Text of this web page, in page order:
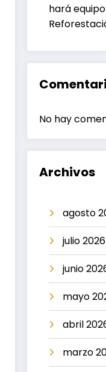
hará
No hay
Archivos
agosto
julio 2026
junio
mayo
abril
marzo